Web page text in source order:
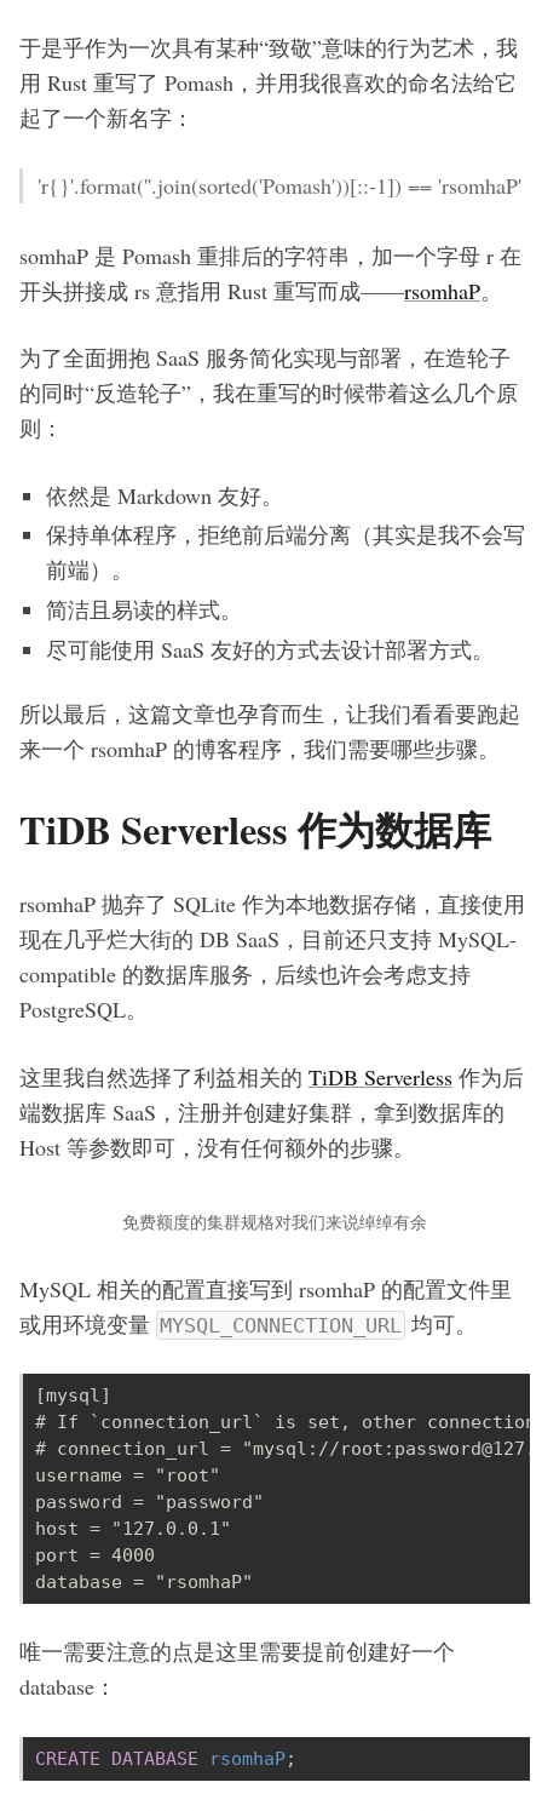
于是乎作为一次具有某种“致敬”意味的行为艺术，我
用 Rust 重写了 Pomash，并用我很喜欢的命名法给它
起了一个新名字：
'r{}'.format(''.join(sorted('Pomash'))[::-1]) == 'rsomhaP'
somhaP 是 Pomash 重排后的字符串，加一个字母 r 在
开头拼接成 rs 意指用 Rust 重写而成——rsomhaP。
为了全面拥抱 SaaS 服务简化实现与部署，在造轮子
的同时“反造轮子”，我在重写的时候带着这么几个原
则：
依然是 Markdown 友好。
保持单体程序，拒绝前后端分离（其实是我不会写
前端）。
简洁且易读的样式。
尽可能使用 SaaS 友好的方式去设计部署方式。
所以最后，这篇文章也孕育而生，让我们看看要跑起
来一个 rsomhaP 的博客程序，我们需要哪些步骤。
TiDB Serverless 作为数据库
rsomhaP 抛弃了 SQLite 作为本地数据存储，直接使用
现在几乎烂大街的 DB SaaS，目前还只支持 MySQL-
compatible 的数据库服务，后续也许会考虑支持
PostgreSQL。
这里我自然选择了利益相关的 TiDB Serverless 作为后
端数据库 SaaS，注册并创建好集群，拿到数据库的
Host 等参数即可，没有任何额外的步骤。
免费额度的集群规格对我们来说绰绰有余
MySQL 相关的配置直接写到 rsomhaP 的配置文件里
或用环境变量 MYSQL_CONNECTION_URL 均可。
# connection_url = "mysql://root:
唯一需要注意的点是这里需要提前创建好一个
database：
CREATE DATABASE rsomhaP